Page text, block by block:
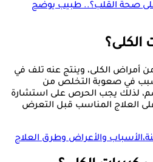
صحة القلب؟.. طبيب يوضح
الكلى؟
أمراض الكلى، وينتج عنه تلف في
في صعوبة التخلص من
لذلك يجب الحرص على استشارة
العلاج المناسب قبل التعرض
والأعراض وطرق العلاج